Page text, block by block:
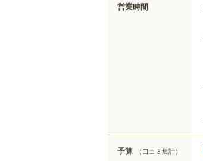
営業時間
予算 （口コミ集計）